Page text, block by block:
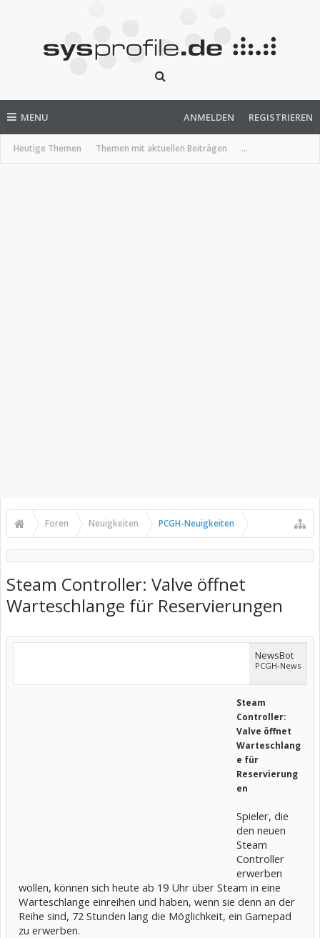
MENU
Heutige Themen Themen mit aktuellen Beiträgen ...
ANMELDEN REGISTRIEREN
Foren Neuigkeiten PCGH-Neuigkeiten
Steam Controller: Valve öffnet
Warteschlange für Reservierungen
NewsBot
PCGH-News
Steam
Controller:
Valve öffnet
Warteschlang
e für
Reservierung
en
Spieler, die
den neuen
Steam
Controller
erwerben
wollen, können sich heute ab 19 Uhr über Steam in eine
Warteschlange einreihen und haben, wenn sie denn an der
Reihe sind, 72 Stunden lang die Möglichkeit, ein Gamepad
zu erwerben.